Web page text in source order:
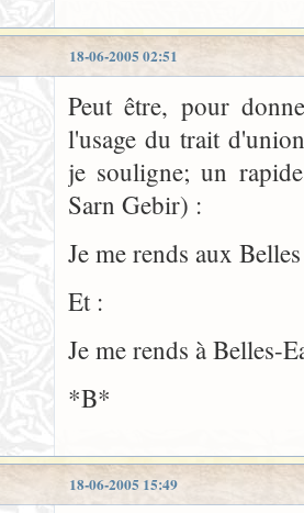
18-06-2005 02:51
Peut être, pour
l'usage du trait
je souligne; un
Sarn Gebir) :
Je me rends aux
Et :
Je me rends à Belles-
*B*
18-06-2005 15:49